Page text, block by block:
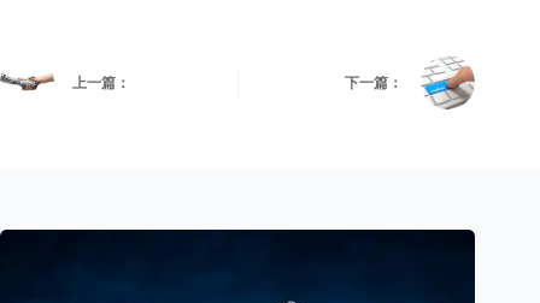
上一篇： 下一篇：